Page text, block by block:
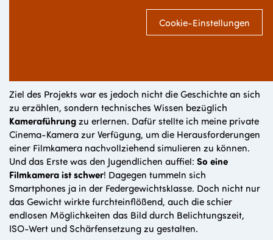
Cookie-Einstellungen
Ziel des Projekts war es jedoch nicht die Geschichte an sich
zu erzählen, sondern technisches Wissen bezüglich
Kameraführungzu erlernen. Dafür stellte ich meine private
Cinema-Kamera zur Verfügung, um die Herausforderungen
einer Filmkamera nachvollziehend simulieren zu können.
Und das Erste was den Jugendlichen auffiel: So eine
Filmkamera ist schwer! Dagegen tummeln sich
Smartphones ja in der Federgewichtsklasse. Doch nicht nur
das Gewicht wirkte furchteinflößend, auch die schier
endlosen Möglichkeiten das Bild durch Belichtungszeit,
ISO-Wert und Schärfensetzung zu gestalten.